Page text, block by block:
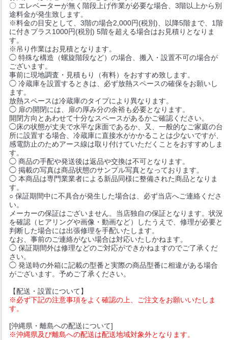
〇 エレベーターが無く階段上げ作業が必要な場合、3階以上から別
途料金が発生致します。
※料金の目安として、3階の場合2,000円(税別)、以降5階まで、1階
に付きプラス1000円(税別) 5階を超える場合はお見積りとなりま
す。
※吊り作業はお見積となります。
◯ 特殊な構造（螺旋階段など）の場合、搬入・設置不可の場合が
ございます。
事前に現地調査・見積もり（有料）をおすすめ致します。
◯ 冷蔵庫を設置するときは、必ず放熱スペースの確保をお願いし
ます。
放熱スペースは冷蔵庫のタイプにより異なります。
◯ 扉の開閉には、扉の厚み分の余裕も必要となります。
開閉方向とあわせて十分なスペースがあるかご確認ください。
◯床の状態が丈夫で水平な床面であるか、又、一般的なご家庭の台
所に設置する場合、冷蔵庫に直接水がかかることは少ないですが、
感電防止のためアース線は取り付けていただくことをおすすめしま
す。
◯ 商品の手配や発送後は返品や交換は不可となります。
◯ 掲載の写真は商品状態のサンプル写真となっております。
◯ 本商品は専門業業者による新品同様に整備された商品となりま
す。
○ 保証期間中に不具合が発生した場合は、必ず当店へご連絡くださ
い。
メーカーの保証はございません。当店独自の保証となります。状況
を確認（ヒアリングや画像・動画など）したうえで、修理が必要と
判断した場合には出張修理を手配いたします。
なお、事前のご連絡がない場合は対応いたしかねます。
◯ 保証期間外は修理などのご対応ができかねますのでご了承くだ
さい。
◯ 発送時の外箱に記載の型番と実際の商品型番に相違がある場合
がございます。予めご了承ください。
【配送・設置について】
※必ず下記の注意事項をよく確認の上、ご注文をお願いいたしま
す。
[沖縄県・離島への配送について]
※沖縄県及び離島への配送は配送地域対象外となります。